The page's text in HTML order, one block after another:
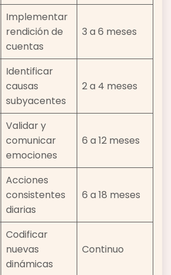
Implementar
rendición de
cuentas
3 a 6 meses
Identificar
causas
subyacentes
2 a 4 meses
Validar y
comunicar
emociones
6 a 12 meses
Acciones
consistentes
diarias
6 a 18 meses
Codificar
nuevas
dinámicas
Continuo